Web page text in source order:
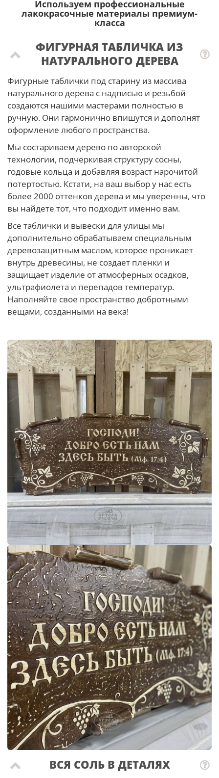
Используем профессиональные
лакокрасочные материалы премиум-
класса
ФИГУРНАЯ ТАБЛИЧКА ИЗ
НАТУРАЛЬНОГО ДЕРЕВА
Фигурные таблички под старину из массива
натурального дерева с надписью и резьбой
создаются нашими мастерами полностью в
ручную. Они гармонично впишутся и дополнят
оформление любого пространства.
Мы состариваем дерево по авторской
технологии, подчеркивая структуру сосны,
годовые кольца и добавляя возраст нарочитой
потертостью. Кстати, на ваш выбор у нас есть
более 2000 оттенков дерева и мы уверенны, что
вы найдете тот, что подходит именно вам.
Все таблички и вывески для улицы мы
дополнительно обрабатываем специальным
деревозащитным маслом, которое проникает
внутрь древесины, не создает пленки и
защищает изделие от атмосферных осадков,
ультрафиолета и перепадов температур.
Наполняйте свое пространство добротными
вещами, созданными на века!
ВСЯ СОЛЬ В ДЕТАЛЯХ